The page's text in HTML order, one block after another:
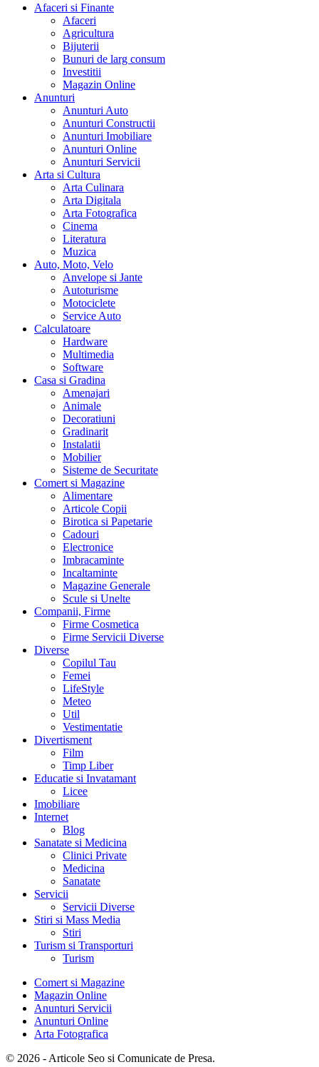
Afaceri si Finante
Afaceri
Agricultura
Bijuterii
Bunuri de larg consum
Investitii
Magazin Online
Anunturi
Anunturi Auto
Anunturi Constructii
Anunturi Imobiliare
Anunturi Online
Anunturi Servicii
Arta si Cultura
Arta Culinara
Arta Digitala
Arta Fotografica
Cinema
Literatura
Muzica
Auto, Moto, Velo
Anvelope si Jante
Autoturisme
Motociclete
Service Auto
Calculatoare
Hardware
Multimedia
Software
Casa si Gradina
Amenajari
Animale
Decoratiuni
Gradinarit
Instalatii
Mobilier
Sisteme de Securitate
Comert si Magazine
Alimentare
Articole Copii
Birotica si Papetarie
Cadouri
Electronice
Imbracaminte
Incaltaminte
Magazine Generale
Scule si Unelte
Companii, Firme
Firme Cosmetica
Firme Servicii Diverse
Diverse
Copilul Tau
Femei
LifeStyle
Meteo
Util
Vestimentatie
Divertisment
Film
Timp Liber
Educatie si Invatamant
Licee
Imobiliare
Internet
Blog
Sanatate si Medicina
Clinici Private
Medicina
Sanatate
Servicii
Servicii Diverse
Stiri si Mass Media
Stiri
Turism si Transporturi
Turism
Comert si Magazine
Magazin Online
Anunturi Servicii
Anunturi Online
Arta Fotografica
© 2026 - Articole Seo si Comunicate de Presa.